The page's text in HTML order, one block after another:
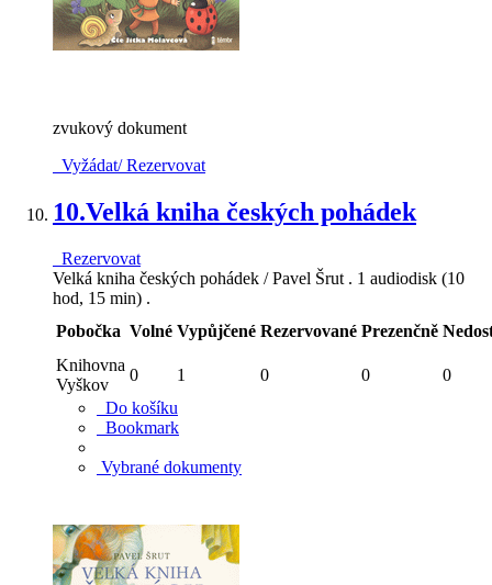
zvukový dokument
Vyžádat/ Rezervovat
10.Velká kniha českých pohádek
Rezervovat
Velká kniha českých pohádek / Pavel Šrut . 1 audiodisk (10
hod, 15 min) .
Pobočka Volné Vypůjčené Rezervované Prezenčně
Knihovna
Vyškov
0 1 0 0
0
Do košíku
Bookmark
Vybrané dokumenty